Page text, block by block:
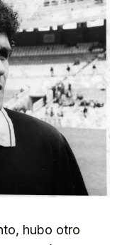
hubo otro